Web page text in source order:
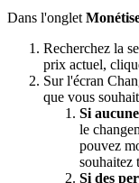
Dans l'onglet
Recherchez la
prix actuel,
Sur l'écran
que vous
Si
le
pouvez
souhaitez
Si des